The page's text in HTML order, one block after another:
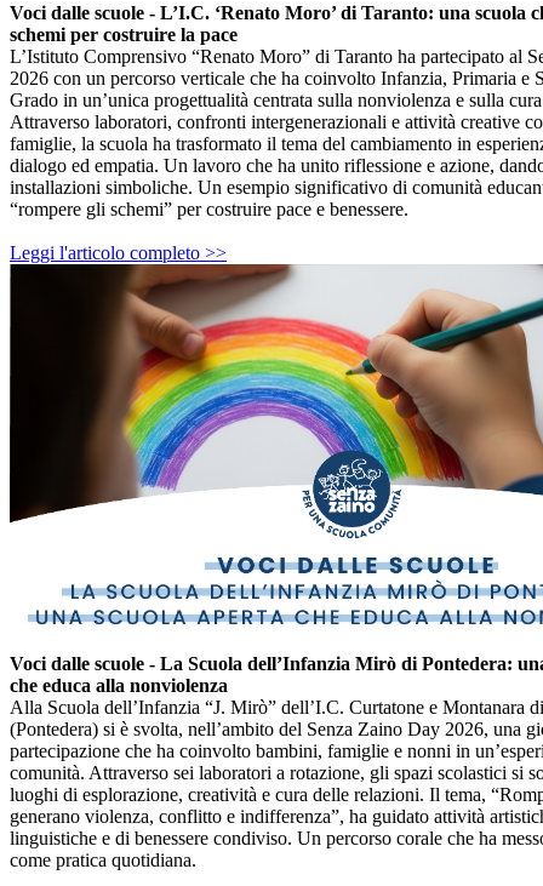
Voci dalle scuole - L’I.C. ‘Renato Moro’ di Taranto: una scuola
schemi per costruire la pace
L’Istituto Comprensivo “Renato Moro” di Taranto ha partecipato al
2026 con un percorso verticale che ha coinvolto Infanzia, Primaria e
Grado in un’unica progettualità centrata sulla nonviolenza e sulla
Attraverso laboratori, confronti intergenerazionali e attività creative
famiglie, la scuola ha trasformato il tema del cambiamento in
dialogo ed empatia. Un lavoro che ha unito riflessione e azione,
installazioni simboliche. Un esempio significativo di comunità
“rompere gli schemi” per costruire pace e benessere.
Leggi l'articolo completo >>
Voci dalle scuole - La Scuola dell’Infanzia Mirò di Pontedera:
che educa alla nonviolenza
Alla Scuola dell’Infanzia “J. Mirò” dell’I.C. Curtatone e Montanara
(Pontedera) si è svolta, nell’ambito del Senza Zaino Day 2026, una
partecipazione che ha coinvolto bambini, famiglie e nonni in
comunità. Attraverso sei laboratori a rotazione, gli spazi scolastici si
luoghi di esplorazione, creatività e cura delle relazioni. Il tema,
generano violenza, conflitto e indifferenza”, ha guidato attività
linguistiche e di benessere condiviso. Un percorso corale che ha
come pratica quotidiana.